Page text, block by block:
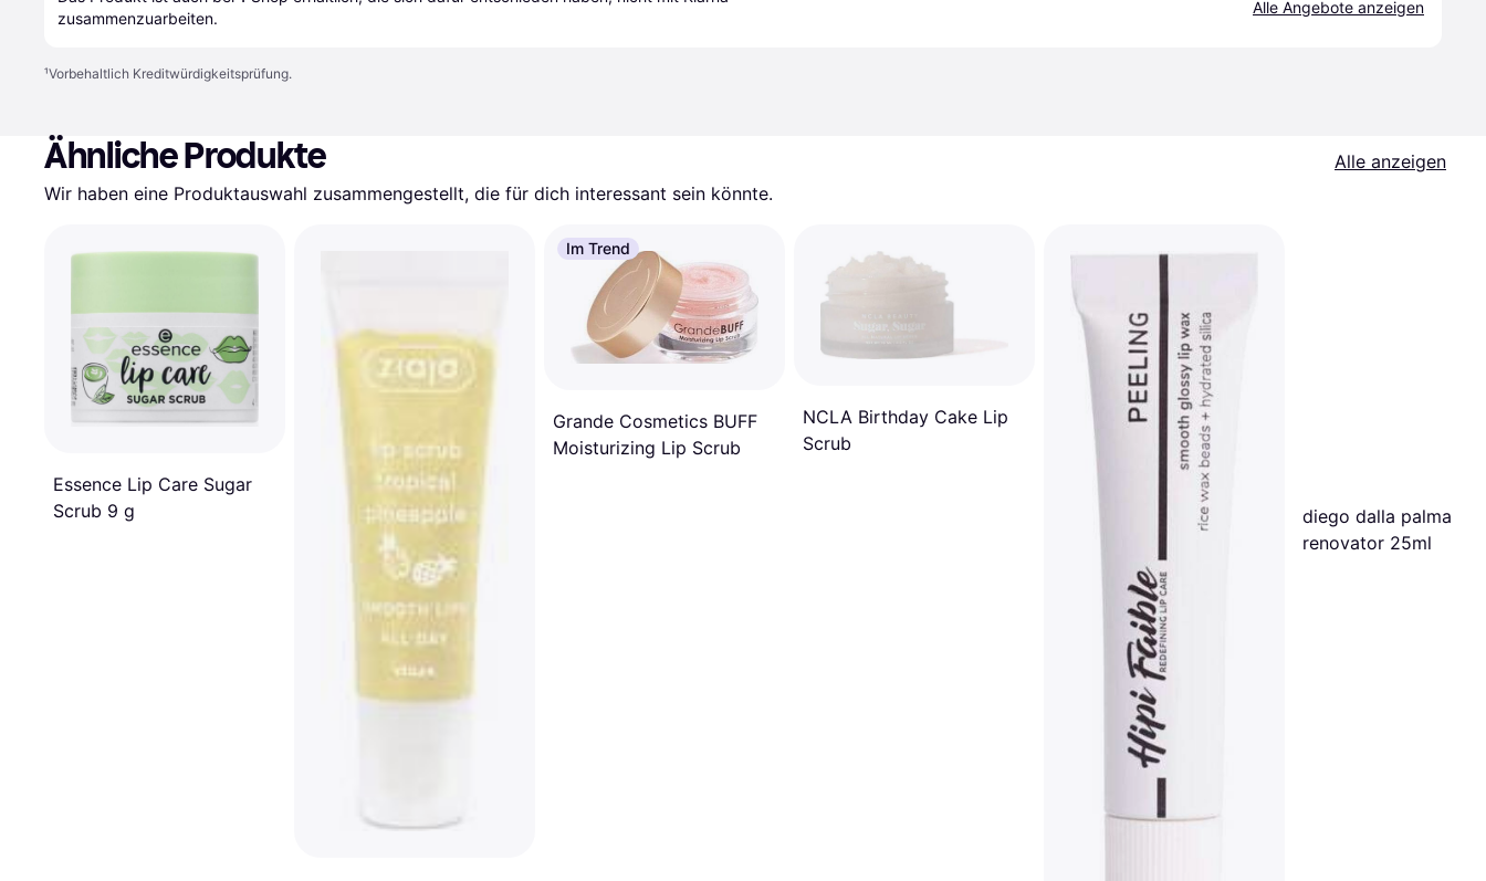
zusammenzuarbeiten.
Alle Angebote anzeigen
¹Vorbehaltlich Kreditwürdigkeitsprüfung.
Ähnliche Produkte
Alle anzeigen
Wir haben eine Produktauswahl zusammengestellt, die für dich interessant sein könnte.
Essence Lip Care Sugar
Scrub 9 g
Im Trend
Grande Cosmetics BUFF
Moisturizing Lip Scrub
NCLA Birthday Cake Lip
Scrub
diego dalla palma
renovator 25ml